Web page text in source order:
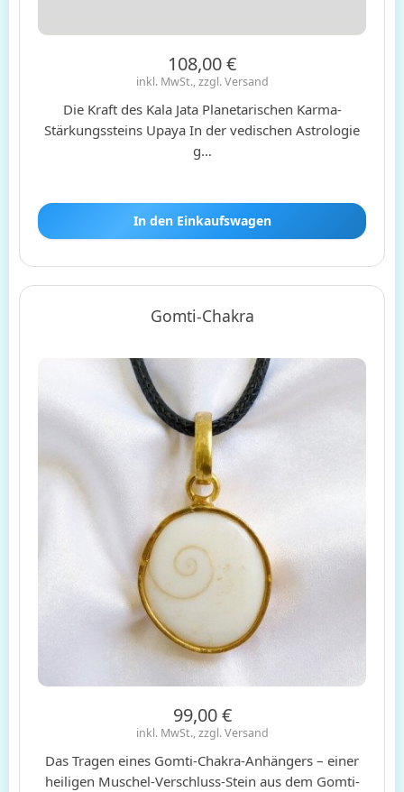
108,00 €
inkl. MwSt., zzgl. Versand
Die Kraft des Kala Jata Planetarischen Karma-
Stärkungssteins Upaya In der vedischen Astrologie
g…
In den Einkaufswagen
Gomti-Chakra
99,00 €
inkl. MwSt., zzgl. Versand
Das Tragen eines Gomti-Chakra-Anhängers – einer
heiligen Muschel-Verschluss-Stein aus dem Gomti-